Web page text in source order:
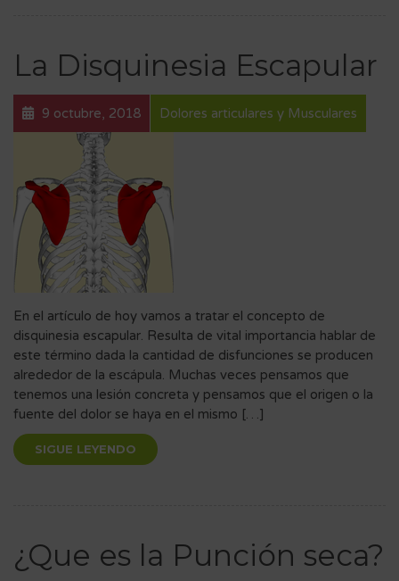
La Disquinesia Escapular
9 octubre, 2018 Dolores articulares y Musculares
En el artículo de hoy vamos a tratar el concepto de
disquinesia escapular. Resulta de vital importancia hablar de
este término dada la cantidad de disfunciones se producen
alrededor de la escápula. Muchas veces pensamos que
tenemos una lesión concreta y pensamos que el origen o la
fuente del dolor se haya en el mismo […]
SIGUE LEYENDO
¿Que es la Punción seca?